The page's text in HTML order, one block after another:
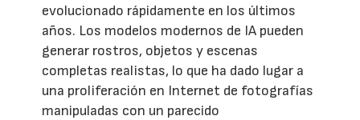
evolucionado rápidamente en los últimos
años. Los modelos modernos de IA pueden
generar rostros, objetos y escenas
completas realistas, lo que ha dado lugar a
una proliferación en Internet de fotografías
manipuladas con un parecido